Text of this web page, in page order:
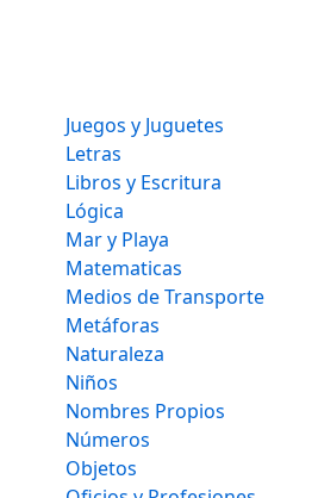
Juegos y Juguetes
Letras
Libros y Escritura
Lógica
Mar y Playa
Matematicas
Medios de Transporte
Metáforas
Naturaleza
Niños
Nombres Propios
Números
Objetos